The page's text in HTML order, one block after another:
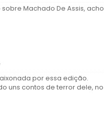
Machado De Assis,
por essa edição.
uns contos de terror dele,